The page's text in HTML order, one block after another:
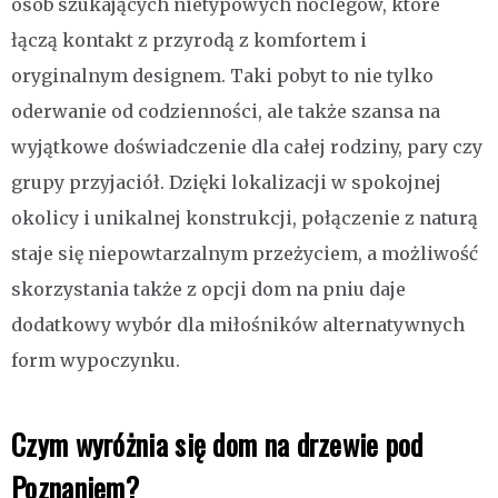
osób szukających nietypowych noclegów, które
łączą kontakt z przyrodą z komfortem i
oryginalnym designem. Taki pobyt to nie tylko
oderwanie od codzienności, ale także szansa na
wyjątkowe doświadczenie dla całej rodziny, pary czy
grupy przyjaciół. Dzięki lokalizacji w spokojnej
okolicy i unikalnej konstrukcji, połączenie z naturą
staje się niepowtarzalnym przeżyciem, a możliwość
skorzystania także z opcji dom na pniu daje
dodatkowy wybór dla miłośników alternatywnych
form wypoczynku.
Czym wyróżnia się dom na drzewie pod
Poznaniem?